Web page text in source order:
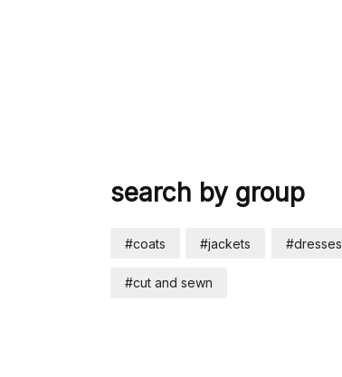
search by group
#coats #jackets #dresses
#cut and sewn